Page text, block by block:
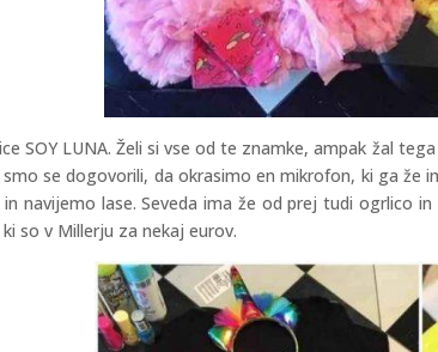
SOY LUNA. Želi si vse od te znamke, ampak žal
se dogovorili, da okrasimo en mikrofon, ki ga
navijemo lase. Seveda ima že od prej tudi ogrlico
so v Millerju za nekaj eurov.